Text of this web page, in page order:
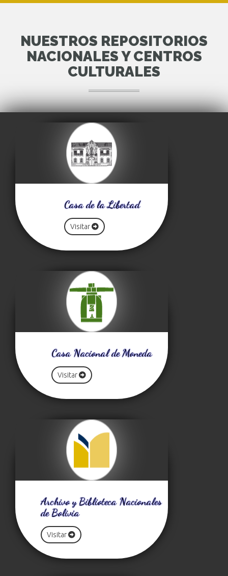
NUESTROS REPOSITORIOS
NACIONALES Y CENTROS
CULTURALES
Casa de la Libertad
Visitar
Casa Nacional de Moneda
Visitar
Archivo y Biblioteca Nacionales
de Bolivia
Visitar